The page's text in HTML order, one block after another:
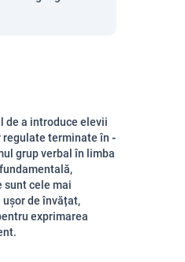
de a introduce elevii
regulate terminate în -
grup verbal în limba
sunt cele mai
de învățat,
exprimarea